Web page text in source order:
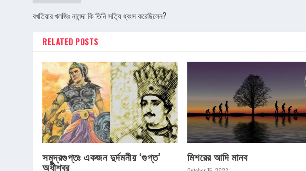
বখতিয়ার খলজিঃ নালন্দা কি তিনি সত্যি ধ্বংস করেছিলেন?
RELATED POSTS
সমুদ্রগুপ্তঃ একজন দুর্দমনীয় ‘গুপ্ত’
অধীশ্বর
মিশরের আদি মানব